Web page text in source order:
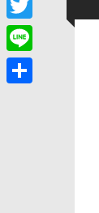
Twitter
Line